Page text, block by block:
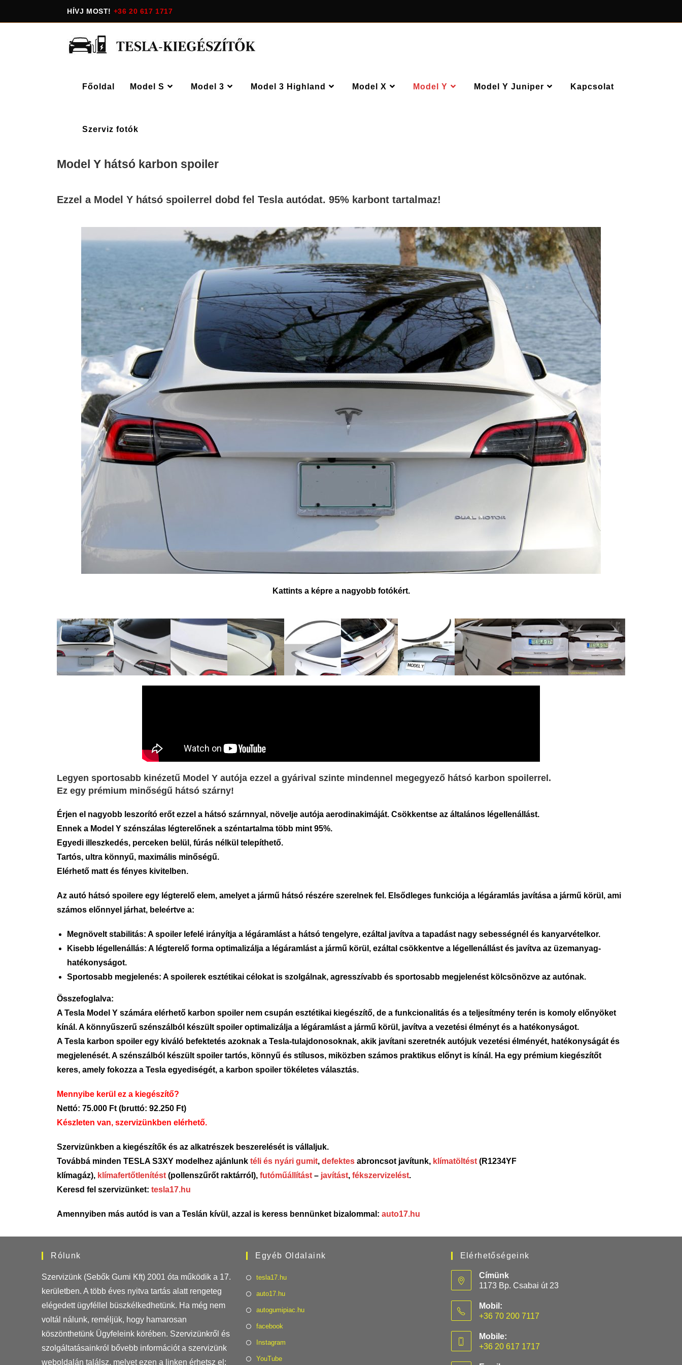
HÍVJ MOST! +36 20 617 1717
Főoldal Model S Model 3 Model 3 Highland Model X Model Y Model Y Juniper Kapcsolat
Szerviz fotók
Model Y hátsó karbon spoiler
Ezzel a Model Y hátsó spoilerrel dobd fel Tesla autódat. 95% karbont tartalmaz!
Kattints a képre a nagyobb fotókért.
Legyen sportosabb kinézetű Model Y autója ezzel a gyárival szinte mindennel megegyező hátsó karbon spoilerrel.
Ez egy prémium minőségű hátsó szárny!
Érjen el nagyobb leszorító erőt ezzel a hátsó szárnnyal, növelje autója aerodinakimáját. Csökkentse az általános légellenállást.
Ennek a Model Y szénszálas légterelőnek a széntartalma több mint 95%.
Egyedi illeszkedés, perceken belül, fúrás nélkül telepíthető.
Tartós, ultra könnyű, maximális minőségű.
Elérhető matt és fényes kivitelben.
Az autó hátsó spoilere egy légterelő elem, amelyet a jármű hátsó részére szerelnek fel. Elsődleges funkciója a légáramlás javítása a jármű körül, ami
számos előnnyel járhat, beleértve a:
Megnövelt stabilitás: A spoiler lefelé irányítja a légáramlást a hátsó tengelyre, ezáltal javítva a tapadást nagy sebességnél és kanyarvételkor.
Kisebb légellenállás: A légterelő forma optimalizálja a légáramlást a jármű körül, ezáltal csökkentve a légellenállást és javítva az üzemanyag-
hatékonyságot.
Sportosabb megjelenés: A spoilerek esztétikai célokat is szolgálnak, agresszívabb és sportosabb megjelenést kölcsönözve az autónak.
Összefoglalva:
A Tesla Model Y számára elérhető karbon spoiler nem csupán esztétikai kiegészítő, de a funkcionalitás és a teljesítmény terén is komoly előnyöket
kínál. A könnyűszerű szénszálból készült spoiler optimalizálja a légáramlást a jármű körül, javítva a vezetési élményt és a hatékonyságot.
A Tesla karbon spoiler egy kiváló befektetés azoknak a Tesla-tulajdonosoknak, akik javítani szeretnék autójuk vezetési élményét, hatékonyságát és
megjelenését. A szénszálból készült spoiler tartós, könnyű és stílusos, miközben számos praktikus előnyt is kínál. Ha egy prémium kiegészítőt
keres, amely fokozza a Tesla egyediségét, a karbon spoiler tökéletes választás.
Mennyibe kerül ez a kiegészítő?
Nettó: 75.000 Ft (bruttó: 92.250 Ft)
Készleten van, szervizünkben elérhető.
Szervizünkben a kiegészítők és az alkatrészek beszerelését is vállaljuk.
Továbbá minden TESLA S3XY modelhez ajánlunk téli és nyári gumit, defektes abroncsot javítunk, klímatöltést (R1234YF
klímagáz), klímafertőtlenítést (pollenszűrőt raktárról), futóműállítást – javítást, fékszervizelést.
Keresd fel szervizünket: tesla17.hu
Amennyiben más autód is van a Teslán kívül, azzal is keress bennünket bizalommal: auto17.hu
Rólunk
Szervizünk (Sebők Gumi Kft) 2001 óta működik a 17.
kerületben. A több éves nyitva tartás alatt rengeteg
elégedett ügyféllel büszkélkedhetünk. Ha még nem
voltál nálunk, reméljük, hogy hamarosan
köszönthetünk Ügyfeleink körében. Szervizünkről és
szolgáltatásainkról bővebb információt a szervizünk
weboldalán találsz, melyet ezen a linken érhetsz el:
Egyéb Oldalaink
tesla17.hu
auto17.hu
autogumipiac.hu
facebook
Instagram
YouTube
Elérhetőségeink
Címünk
1173 Bp. Csabai út 23
Mobil:
+36 70 200 7117
Mobile:
+36 20 617 1717